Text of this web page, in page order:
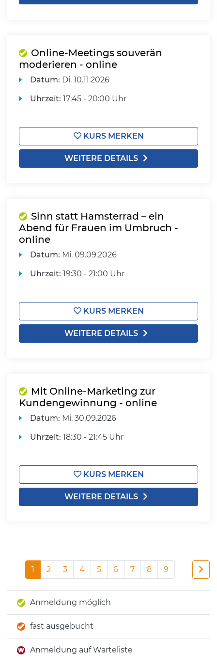
Online-Meetings souverän
moderieren - online
Datum: Di. 10.11.2026
Uhrzeit: 17:45 - 20:00 Uhr
KURS MERKEN
WEITERE DETAILS
Sinn statt Hamsterrad – ein
Abend für Frauen im Umbruch -
online
Datum: Mi. 09.09.2026
Uhrzeit: 19:30 - 21:00 Uhr
KURS MERKEN
WEITERE DETAILS
Mit Online-Marketing zur
Kundengewinnung - online
Datum: Mi. 30.09.2026
Uhrzeit: 18:30 - 21:45 Uhr
KURS MERKEN
WEITERE DETAILS
1 2 3 4 5 6 7 8 9
Anmeldung möglich
fast ausgebucht
Anmeldung auf Warteliste